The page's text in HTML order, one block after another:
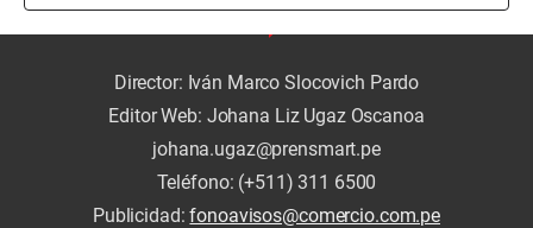
Director: Iván Marco Slocovich Pardo
Editor Web: Johana Liz Ugaz Oscanoa
johana.ugaz@prensmart.pe
Teléfono: (+511) 311 6500
Publicidad:fonoavisos@comercio.com.pe